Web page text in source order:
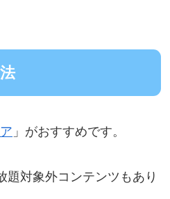
」がおすすめです。
題対象外コンテンツもあり